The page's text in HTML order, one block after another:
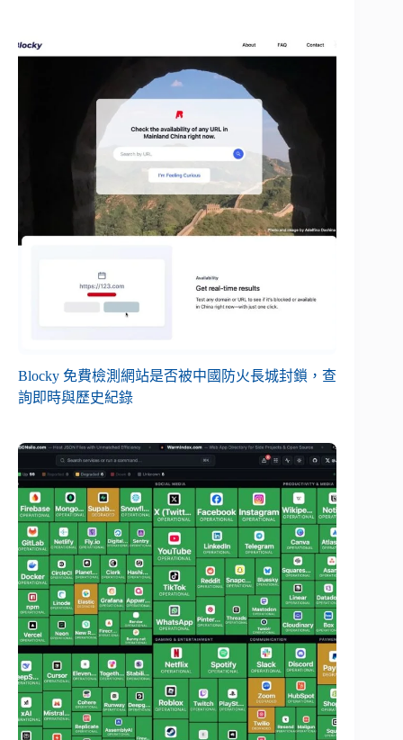
Blocky 免費檢測網站是否被中國防火長城封鎖，查
詢即時與歷史紀錄